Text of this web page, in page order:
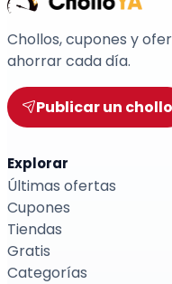
Chollos, cupones y
ahorrar cada día.
Publicar un chollo
Explorar
Últimas ofertas
Cupones
Tiendas
Gratis
Categorías